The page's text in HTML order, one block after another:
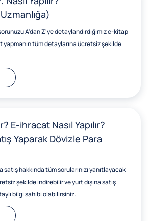
A'dan Z'ye detaylandırdığımız e-kitap
tüm detaylarına ücretsiz şekilde
E-ihracat Nasıl Yapılır?
Yaparak Dövizle Para
satış hakkında tüm sorularınızı yanıtlayacak
şekilde indirebilir ve yurt dışına satış
bilgi sahibi olabilirsiniz.